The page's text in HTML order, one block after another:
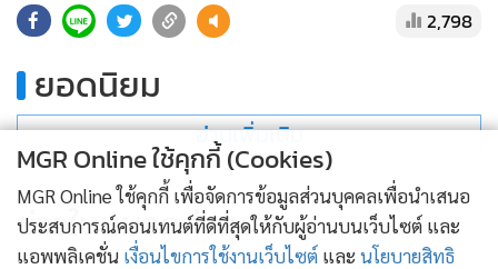
ปลูก "กัญชา" และ "กัญชง" หลังปลดล็อกพ้นจากยาเสพติด ใน
วันที่ 9 มิ.ย. 2565 ทุกคนปลูกได้โดยไม่ต้องขออนุญาต เพียงจด
แจ้งผ่านแอปพิเคชั่น
2,798
ยอดนิยม
อ่านเพิ่มเติม
ข่าวในหมวดล่าสุด
MGR Online ใช้คุกกี้ (Cookies)
MGR Online ใช้คุกกี้ เพื่อจัดการข้อมูลส่วนบุคคลเพื่อนำเสนอ
ประสบการณ์คอนเทนต์ที่ดีที่สุดให้กับผู้อ่านบนเว็บไซต์ และ
แอพพลิเคชั่น เงื่อนไขการใช้งานเว็บไซต์ และ นโยบายสิทธิ